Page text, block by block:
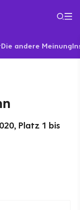
Die andere Meinung
Platz 1 bis